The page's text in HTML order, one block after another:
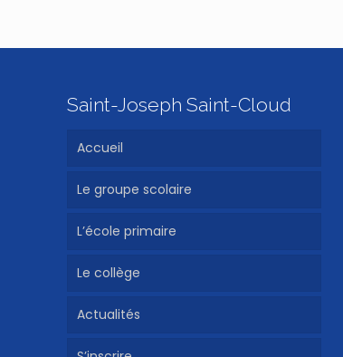
Saint-Joseph Saint-Cloud
Accueil
Le groupe scolaire
L’école primaire
Le collège
Actualités